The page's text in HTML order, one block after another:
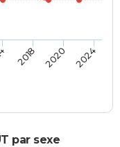
2018 2020 2024
par sexe